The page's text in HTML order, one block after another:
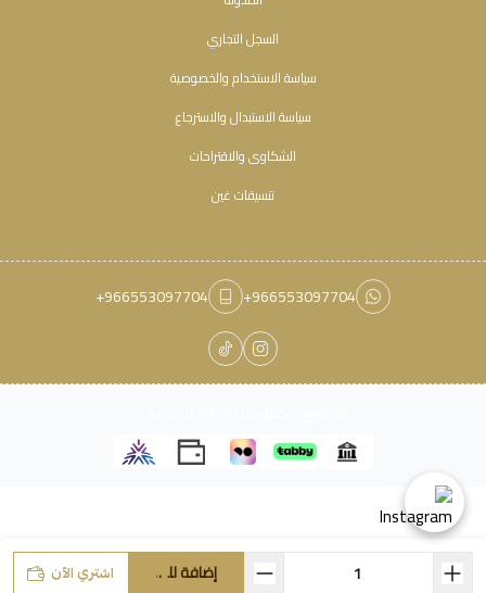
إضافة للسلة اشتري الآن
السجل التجاري
سياسة الاستخدام والخصوصية
سياسة الاستبدال والاسترجاع
الشكاوى والاقتراحات
تنسيقات غين
+966553097704
+966553097704